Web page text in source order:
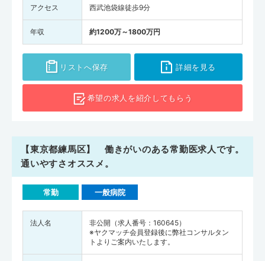
護施設の数が全国平均を下まわっています。一方で、一般診療所・歯
科の数は、練馬区が全国平均を上まわっている状況です。病床数（人
口10万人あたり）は、一般診療所・病院の病床数ともに練馬区が全国
平均を下まわっています。また厚生労働省が調査・発表した『医師・
歯科医師・薬剤師統計の概況（平成30年）』によると、練馬区の医師
の人数は1,277人（全国の医師の人数は327,210人)でした。練馬区の医
師の人数を人口10万人あたりに換算すると177人（全国平均は258.8
人）となります。練馬区は人口の増加・高齢化が進んでいる地域であ
り、将来的にもさまざまな診療科の医療サービスが必要とされると予
アクセス 西武池袋線徒歩9分
年収 約1200万～1800万円
リストへ保存 詳細を見る
希望の求人を紹介してもらう
【東京都練馬区】 働きがいのある常勤医求人です。
通いやすさオススメ。
常勤 一般病院
法人名
非公開（求人番号：160645）
※ヤクマッチ会員登録後に弊社コンサルタン
トよりご案内いたします。